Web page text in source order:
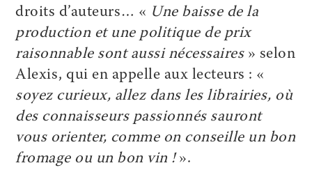
droits d’auteurs… « Une baisse de la
production et une politique de prix
raisonnable sont aussi nécessaires» selon
Alexis, qui en appelle aux lecteurs : «
soyez curieux, allez dans les librairies, où
des connaisseurs passionnés sauront
vous orienter, comme on conseille un bon
fromage ou un bon vin !».